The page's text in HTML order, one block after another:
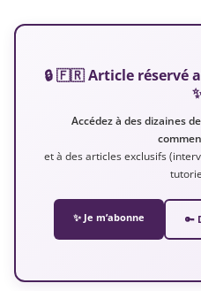
🔒 🇫🇷 Article réservé
Accédez à des dizaines
et à des articles exclusifs
✨ Je m’abonne 🔑